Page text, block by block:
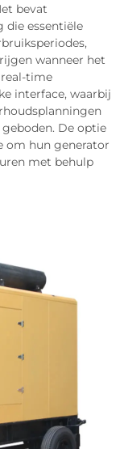
bevat
die essentiële
wanneer het
time
interface, waarbij
De optie
om hun generator
met behulp